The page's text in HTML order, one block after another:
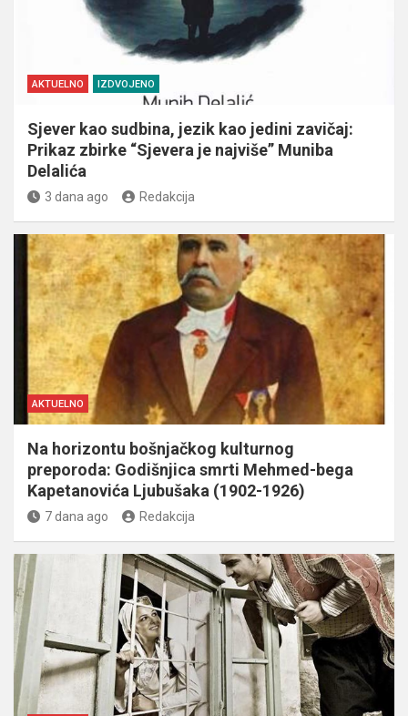
AKTUELNO IZDVOJENO
Sjever kao sudbina, jezik kao jedini zavičaj:
Prikaz zbirke “Sjevera je najviše” Muniba
Delalića
3 dana ago Redakcija
AKTUELNO
Na horizontu bošnjačkog kulturnog
preporoda: Godišnjica smrti Mehmed-bega
Kapetanovića Ljubušaka (1902-1926)
7 dana ago Redakcija